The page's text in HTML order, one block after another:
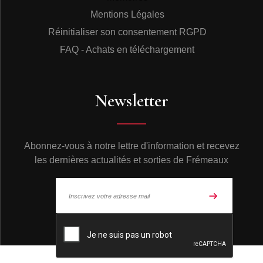
fréquent d’entendre l’interprète demander aux
musiciens le thème (exemple : Fado Mouraria, Fado
Proença, Fado Corrido, etc…) et chanter sur la base
d’un poème différent de l’original.On ne peut pas dire la
même chose des poètes. Pendant très longtemps, c’est
présent, la forme poétique est plus libre et la nouvelle
génération de compositeurs, sans fuir la ligne
avons sélectionné poètes, musiciens et interprètes de
émotions qui, chantant la même mélodie sur des
poèmes différents, montrent ce que nous appelons le
l’alliant à la parole dans le contour mélodique de son
la valeur et définit un et une “Fadista”. Aujourd’hui
comme hier - et toujours - le Fado contient en soi tout le
sentiment d’un peuple pour qui l’horizon est aussi infini
Mentions Légales
Réinitialiser son consentement RGPD
FAQ - Achats en téléchargement
Newsletter
Abonnez-vous à notre lettre d'information et recevez
les dernières actualités et sorties de Frémeaux